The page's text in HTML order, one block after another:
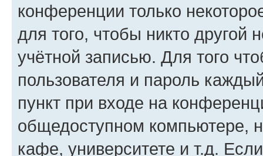
конференции только
для того, чтобы никто другой
учётной записью. Для того
пользователя и пароль
пункт при входе на
общедоступном компьютере,
кафе, университете и т.д.